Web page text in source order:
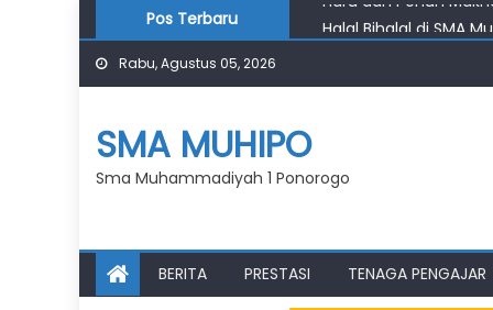
to
content
Pos Terbaru
Halal Bihalal di SMA
Rabu, Agustus 05, 2026
SMA MUHIPO
Sma Muhammadiyah 1 Ponorogo
BERITA PRESTASI TENAGA PENGAJAR